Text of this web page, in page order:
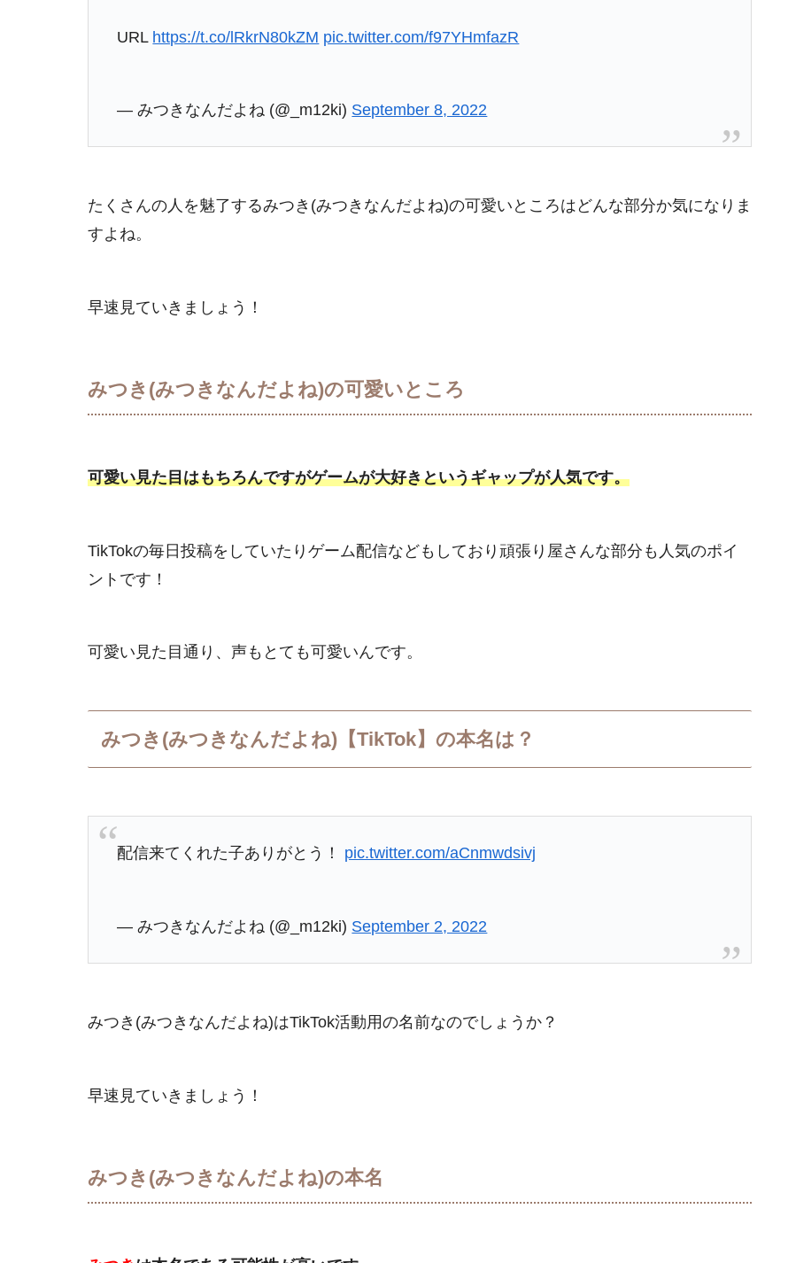
URL https://t.co/lRkrN80kZM pic.twitter.com/f97YHmfazR
— みつきなんだよね (@_m12ki) September 8, 2022
たくさんの人を魅了するみつき(みつきなんだよね)の可愛いところはどんな部分か気になりま
すよね。
早速見ていきましょう！
みつき(みつきなんだよね)の可愛いところ
可愛い見た目はもちろんですがゲームが大好きというギャップが人気です。
TikTokの毎日投稿をしていたりゲーム配信などもしており頑張り屋さんな部分も人気のポイ
ントです！
可愛い見た目通り、声もとても可愛いんです。
みつき(みつきなんだよね)【TikTok】の本名は？
配信来てくれた子ありがとう！ pic.twitter.com/aCnmwdsivj
— みつきなんだよね (@_m12ki) September 2, 2022
みつき(みつきなんだよね)はTikTok活動用の名前なのでしょうか？
早速見ていきましょう！
みつき(みつきなんだよね)の本名